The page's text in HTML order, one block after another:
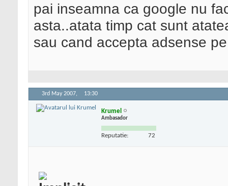
pai inseamna ca google nu
asta..atata timp cat sunt
sau cand accepta adsense
3rd May 2007, 13:30
Krumel
Ambasador
Reputatie: 72